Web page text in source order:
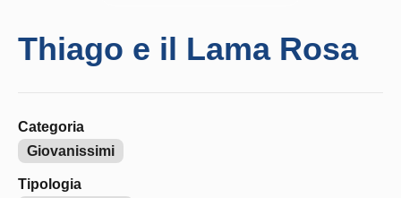
Thiago e il Lama Rosa
Categoria
Giovanissimi
Tipologia